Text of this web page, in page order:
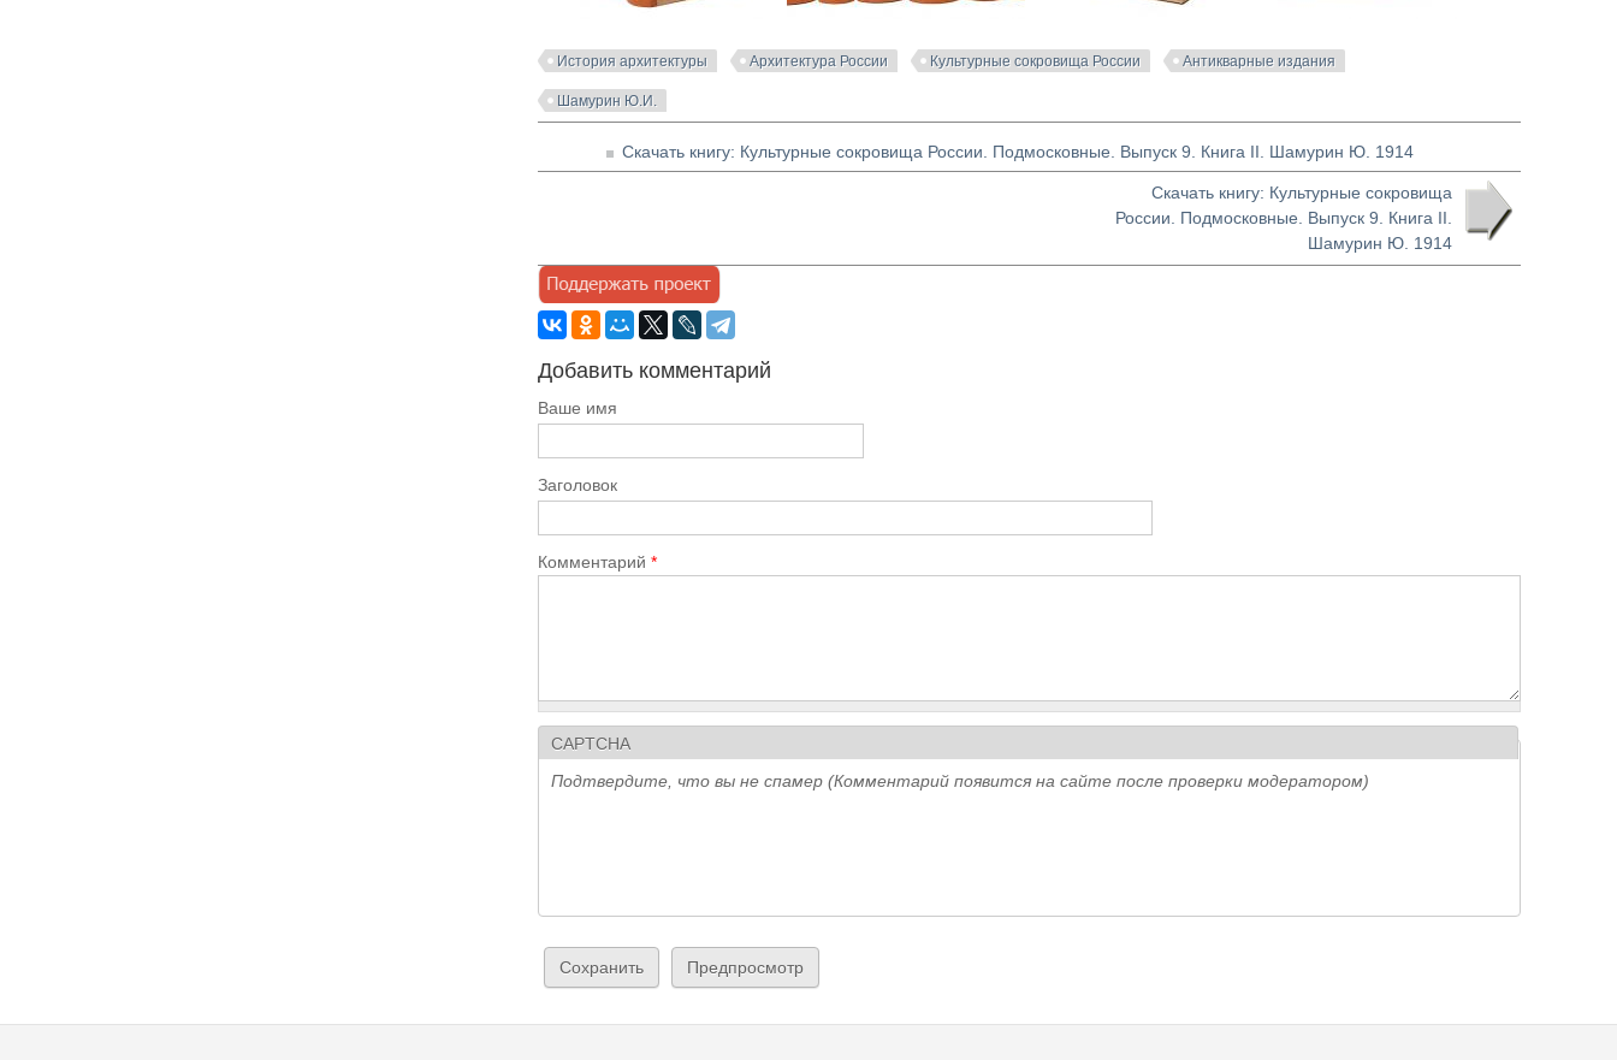
История архитектуры Архитектура России Культурные сокровища России Антикварные издания
Шамурин Ю.И.
Скачать книгу: Культурные сокровища России. Подмосковные. Выпуск 9. Книга II. Шамурин Ю. 1914
Скачать книгу: Культурные сокровища
России. Подмосковные. Выпуск 9. Книга II.
Шамурин Ю. 1914
Добавить комментарий
Ваше имя
Заголовок
Комментарий*
CAPTCHA
Подтвердите, что вы не спамер (Комментарий появится на сайте после проверки модератором)